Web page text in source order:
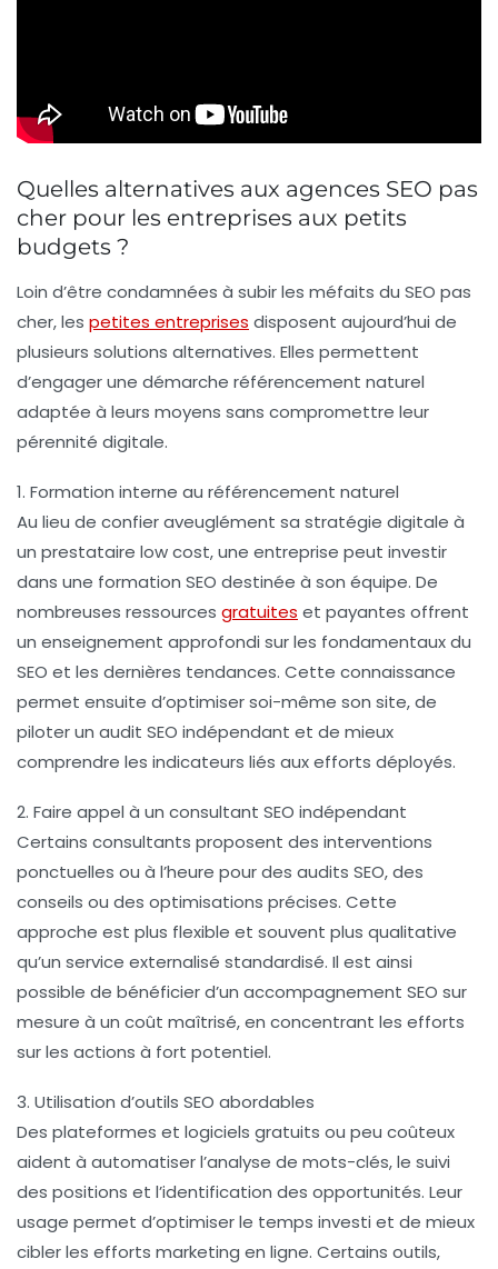
Quelles alternatives aux agences SEO pas
cher pour les entreprises aux petits
budgets ?
Loin d’être condamnées à subir les méfaits du SEO pas
cher, les petites entreprises disposent aujourd’hui de
plusieurs solutions alternatives. Elles permettent
d’engager une démarche référencement naturel
adaptée à leurs moyens sans compromettre leur
pérennité digitale.
1. Formation interne au référencement naturel
Au lieu de confier aveuglément sa stratégie digitale à
un prestataire low cost, une entreprise peut investir
dans une formation SEO destinée à son équipe. De
nombreuses ressources gratuites et payantes offrent
un enseignement approfondi sur les fondamentaux du
SEO et les dernières tendances. Cette connaissance
permet ensuite d’optimiser soi-même son site, de
piloter un audit SEO indépendant et de mieux
comprendre les indicateurs liés aux efforts déployés.
2. Faire appel à un consultant SEO indépendant
Certains consultants proposent des interventions
ponctuelles ou à l’heure pour des audits SEO, des
conseils ou des optimisations précises. Cette
approche est plus flexible et souvent plus qualitative
qu’un service externalisé standardisé. Il est ainsi
possible de bénéficier d’un accompagnement SEO sur
mesure à un coût maîtrisé, en concentrant les efforts
sur les actions à fort potentiel.
3. Utilisation d’outils SEO abordables
Des plateformes et logiciels gratuits ou peu coûteux
aident à automatiser l’analyse de mots-clés, le suivi
des positions et l’identification des opportunités. Leur
usage permet d’optimiser le temps investi et de mieux
cibler les efforts marketing en ligne. Certains outils,